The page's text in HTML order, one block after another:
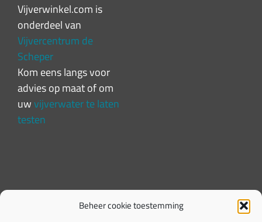
Beheer cookie toestemming
Vijverwinkel.com is
onderdeel van
Vijvercentrum de
Scheper
Kom eens langs voor
advies op maat of om
uwvijverwater te laten
testen